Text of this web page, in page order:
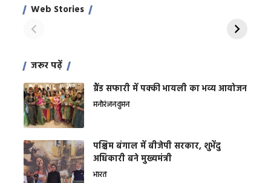
Web Stories
साहिल खान
जरूर पढ़ें
ग्रैंड सफारी में पक्की भायली का भव्य आयोजन
मनोरंजनवुमन
पश्चिम बंगाल में बीजेपी सरकार, शुभेंदु
अधिकारी बने मुख्यमंत्री
भारत